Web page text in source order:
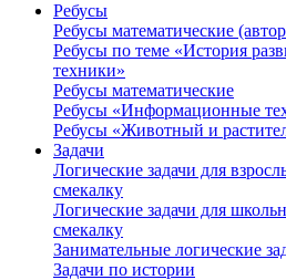
Ребусы
Ребусы математические
Ребусы по теме «История
техники»
Ребусы математические
Ребусы «Информационные
Ребусы «Животный и
Задачи
Логические задачи для
смекалку
Логические задачи для
смекалку
Занимательные логические
Задачи по истории